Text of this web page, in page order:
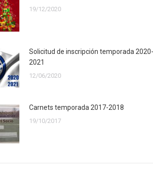
19/12/2020
Solicitud de inscripción temporada 2020-
2021
12/06/2020
Carnets temporada 2017-2018
19/10/2017